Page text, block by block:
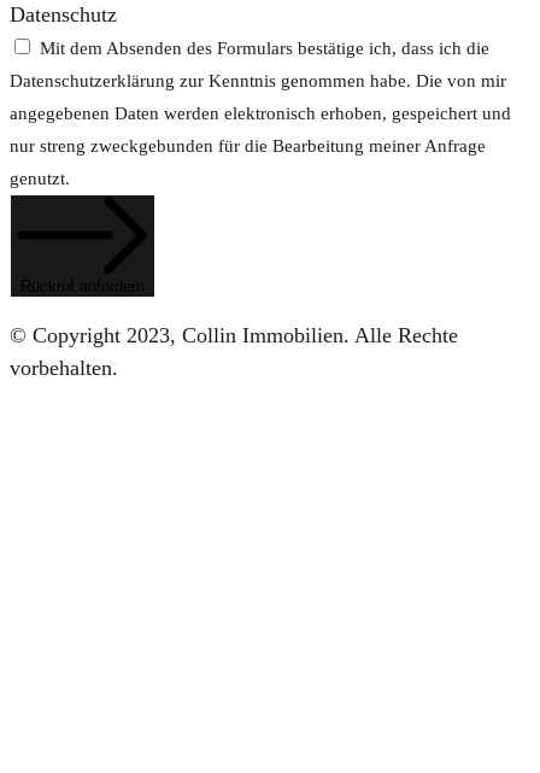
Datenschutz
Mit dem Absenden des Formulars bestätige ich, dass ich die
Datenschutzerklärung zur Kenntnis genommen habe. Die von mir
angegebenen Daten werden elektronisch erhoben, gespeichert und
nur streng zweckgebunden für die Bearbeitung meiner Anfrage
genutzt.
Rückruf anfordern
© Copyright 2023, Collin Immobilien. Alle Rechte
vorbehalten.